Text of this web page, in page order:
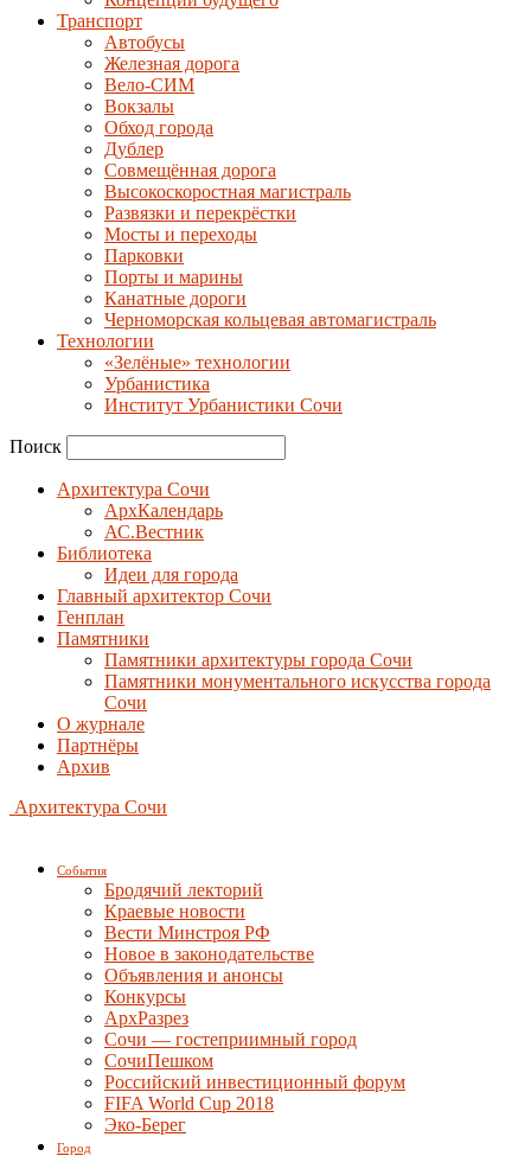
Транспорт
Автобусы
Железная дорога
Вело-СИМ
Вокзалы
Обход города
Дублер
Совмещённая дорога
Высокоскоростная магистраль
Развязки и перекрёстки
Мосты и переходы
Парковки
Порты и марины
Канатные дороги
Черноморская кольцевая автомагистраль
Технологии
«Зелёные» технологии
Урбанистика
Институт Урбанистики Сочи
Поиск
Архитектура Сочи
АрхКалендарь
АС.Вестник
Библиотека
Идеи для города
Главный архитектор Сочи
Генплан
Памятники
Памятники архитектуры города Сочи
Памятники монументального искусства города
Сочи
О журнале
Партнёры
Архив
Архитектура Сочи
События
Бродячий лекторий
Краевые новости
Вести Минстроя РФ
Новое в законодательстве
Объявления и анонсы
Конкурсы
АрхРазрез
Сочи — гостеприимный город
СочиПешком
Российский инвестиционный форум
FIFA World Cup 2018
Эко-Берег
Город